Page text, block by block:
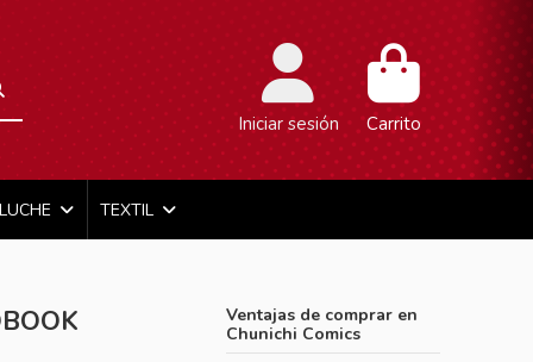
Iniciar sesión Carrito
TEXTIL
Ventajas de comprar en
Chunichi Comics